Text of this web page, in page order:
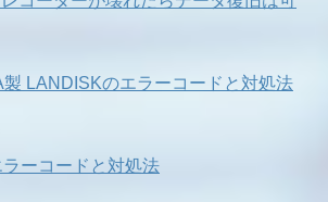
製 LANDISKのエラーコードと対処法
ーコードと対処法